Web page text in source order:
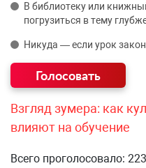
В библиотеку или
погрузиться в тему
Никуда — если урок
Взгляд зумера: как
влияют на обучение
Всего проголосовало: